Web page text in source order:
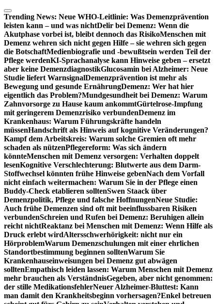
Zum
Inhalt
springen
Trending News: Neue WHO-Leitlinie: Was Demenzprävention
leisten kann – und was nichtDelir bei Demenz: Wenn die
Akutphase vorbei ist, bleibt dennoch das RisikoMenschen mit
Demenz wehren sich nicht gegen Hilfe – sie wehren sich gegen
die BotschaftMedienbiografie und -bewußtsein werden Teil der
Pflege werdenKI-Sprachanalyse kann Hinweise geben – ersetzt
aber keine DemenzdiagnostikGlucosamin bei Alzheimer: Neue
Studie liefert WarnsignalDemenzprävention ist mehr als
Bewegung und gesunde ErnährungDemenz: Wer hat hier
eigentlich das Problem?Mundgesundheit bei Demenz: Warum
Zahnvorsorge zu Hause kaum ankommtGürtelrose-Impfung
mit geringerem Demenzrisiko verbundenDemenz im
Krankenhaus: Warum Führungskräfte handeln
müssenHandschrift als Hinweis auf kognitive Veränderungen?
Kampf dem Arbeitskreis: Warum solche Gremien oft mehr
schaden als nützenPflegereform: Was sich ändern
könnteMenschen mit Demenz versorgen: Verhalten doppelt
lesenKognitive Verschlechterung: Blutwerte aus dem Darm-
Stoffwechsel könnten frühe Hinweise gebenNach dem Vorfall
nicht einfach weitermachen: Warum Sie in der Pflege einen
Buddy-Check etablieren solltenSwen Staack über
Demenzpolitik, Pflege und falsche HoffnungenNeue Studie:
Auch frühe Demenzen sind oft mit beeinflussbaren Risiken
verbundenSchreien und Rufen bei Demenz: Beruhigen allein
reicht nichtReaktanz bei Menschen mit Demenz: Wenn Hilfe als
Druck erlebt wirdAltersschwerhörigkeit: nicht nur ein
HörproblemWarum Demenzschulungen mit einer ehrlichen
Standortbestimmung beginnen solltenWarum Sie
Krankenhauseinweisungen bei Demenz gut abwägen
solltenEmpathisch leiden lassen: Warum Menschen mit Demenz
mehr brauchen als VerständnisGegeben, aber nicht genommen:
der stille MedikationsfehlerNeuer Alzheimer-Bluttest: Kann
man damit den Krankheitsbeginn vorhersagen?Enkel betreuen